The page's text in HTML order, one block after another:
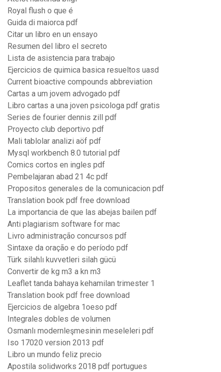
Royal flush o que é
Guida di maiorca pdf
Citar un libro en un ensayo
Resumen del libro el secreto
Lista de asistencia para trabajo
Ejercicios de quimica basica resueltos uasd
Current bioactive compounds abbreviation
Cartas a um jovem advogado pdf
Libro cartas a una joven psicologa pdf gratis
Series de fourier dennis zill pdf
Proyecto club deportivo pdf
Mali tablolar analizi aöf pdf
Mysql workbench 8.0 tutorial pdf
Comics cortos en ingles pdf
Pembelajaran abad 21 4c pdf
Propositos generales de la comunicacion pdf
Translation book pdf free download
La importancia de que las abejas bailen pdf
Anti plagiarism software for mac
Livro administração concursos pdf
Sintaxe da oração e do período pdf
Türk silahlı kuvvetleri silah gücü
Convertir de kg m3 a kn m3
Leaflet tanda bahaya kehamilan trimester 1
Translation book pdf free download
Ejercicios de algebra 1oeso pdf
Integrales dobles de volumen
Osmanlı modernleşmesinin meseleleri pdf
Iso 17020 version 2013 pdf
Libro un mundo feliz precio
Apostila solidworks 2018 pdf portugues